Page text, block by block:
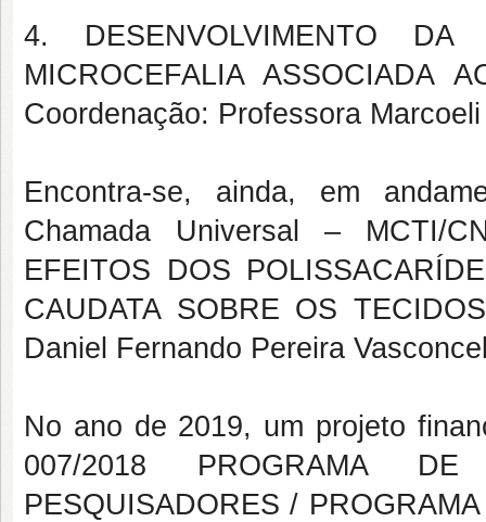
4. DESENVOLVIMENTO
MICROCEFALIA ASSOCIADA
Coordenação: Professora
Encontra-se, ainda, em
Chamada Universal – MCTI/
EFEITOS DOS
CAUDATA SOBRE OS
Daniel Fernando Pereira
No ano de 2019, um projeto
007/2018 PROGRAMA DE
PESQUISADORES /